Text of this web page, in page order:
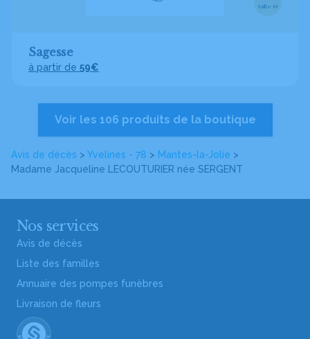
Avis de décès > Yvelines - 78 > Mantes-la-Jolie >
Madame Jacqueline LECOUTURIER née SERGENT
taille M
Sagesse
à partir de 59€
Voir les 106 produits de la boutique
Nos services
Avis de décès
Liste des familles
Annuaire des pompes funèbres
Livraison de fleurs